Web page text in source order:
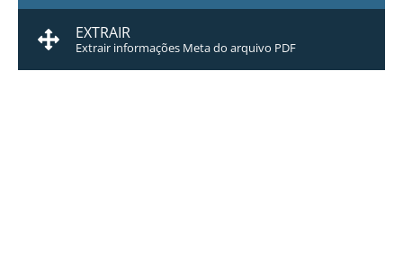
EXTRAIR
Extrair informações Meta do arquivo PDF